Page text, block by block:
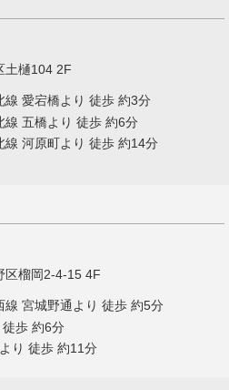
土樋104 2F
線 愛宕橋より 徒歩 約3分
線 五橋より 徒歩 約6分
線 河原町より 徒歩 約14分
区榴岡2-4-15 4F
線 宮城野通より 徒歩 約5分
歩 約6分
り 徒歩 約11分